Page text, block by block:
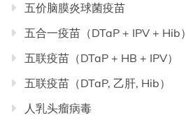
五价脑膜炎球菌疫苗
五合一疫苗（DTaP + IPV + Hib）
五联疫苗（DTaP + HB + IPV）
五联疫苗（DTaP, 乙肝, Hib）
人乳头瘤病毒